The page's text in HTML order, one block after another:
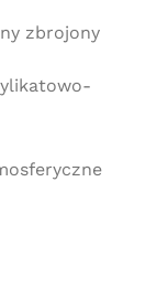
zbrojony